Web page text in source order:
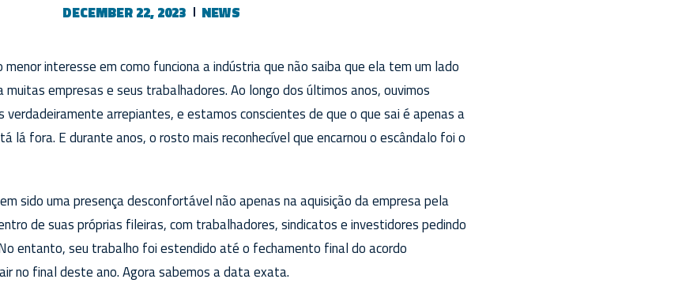
DECEMBER 22, 2023 NEWS
menor interesse em como funciona a indústria que não saiba que ela tem um lado
empresas e seus trabalhadores. Ao longo dos últimos anos, ouvimos
verdadeiramente arrepiantes, e estamos conscientes de que o que sai é apenas a
lá fora. E durante anos, o rosto mais reconhecível que encarnou o escândalo foi o
sido uma presença desconfortável não apenas na aquisição da empresa pela
de suas próprias fileiras, com trabalhadores, sindicatos e investidores pedindo
entanto, seu trabalho foi estendido até o fechamento final do acordo
no final deste ano. Agora sabemos a data exata.